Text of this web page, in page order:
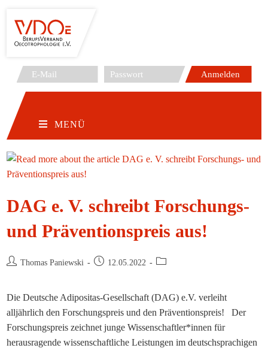
Inhalt
springen
MENÜ
DAG e. V. schreibt Forschungs-
und Präventionspreis aus!
Beitrags-Thomas Paniewski
Beitrag12.05.2022
Beitrags-
Die Deutsche Adipositas-Gesellschaft (DAG) e.V. verleiht
alljährlich den Forschungspreis und den Präventionspreis! Der
Forschungspreis zeichnet junge Wissenschaftler*innen für
herausragende wissenschaftliche Leistungen im deutschsprachigen